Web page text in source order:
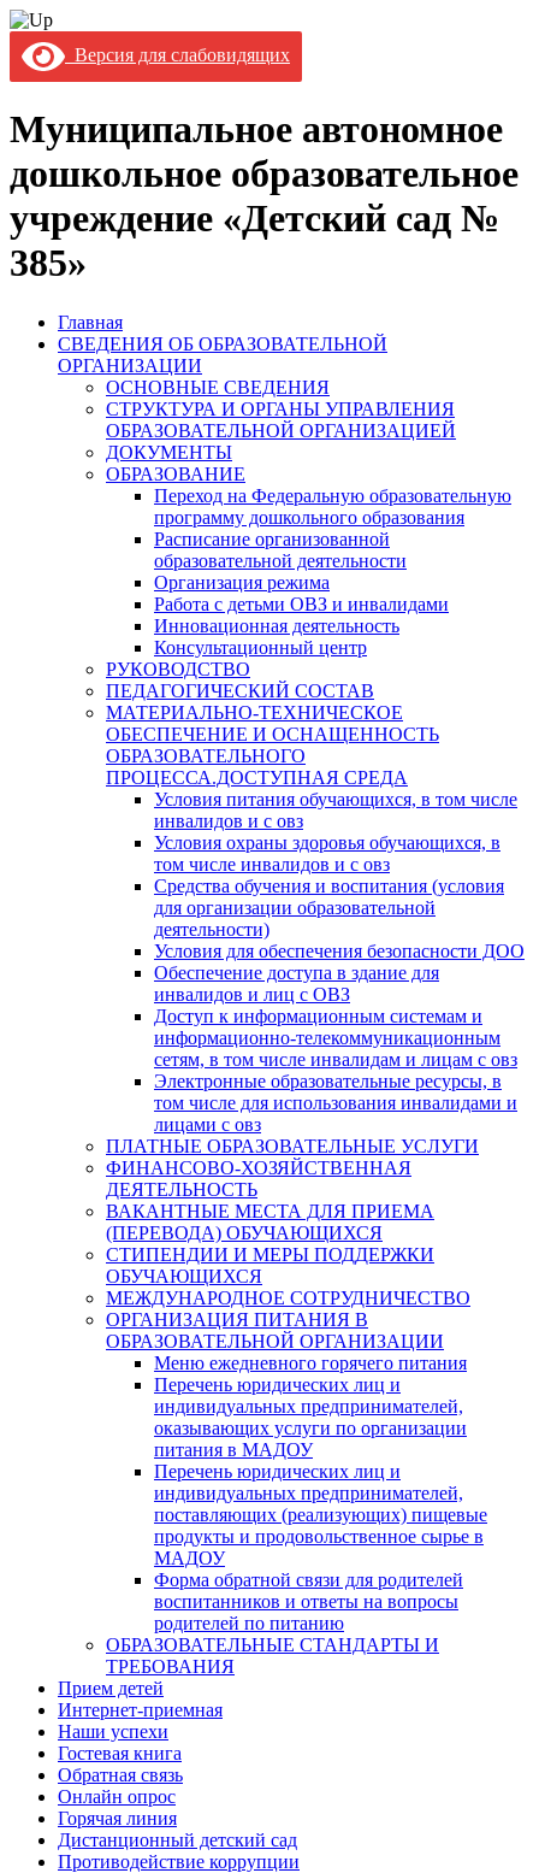
Версия для слабовидящих
Муниципальное автономное
дошкольное образовательное
учреждение «Детский сад №
385»
Главная
СВЕДЕНИЯ ОБ ОБРАЗОВАТЕЛЬНОЙ
ОРГАНИЗАЦИИ
ОСНОВНЫЕ СВЕДЕНИЯ
СТРУКТУРА И ОРГАНЫ УПРАВЛЕНИЯ
ОБРАЗОВАТЕЛЬНОЙ ОРГАНИЗАЦИЕЙ
ДОКУМЕНТЫ
ОБРАЗОВАНИЕ
Переход на Федеральную образовательную
программу дошкольного образования
Расписание организованной
образовательной деятельности
Организация режима
Работа с детьми ОВЗ и инвалидами
Инновационная деятельность
Консультационный центр
РУКОВОДСТВО
ПЕДАГОГИЧЕСКИЙ СОСТАВ
МАТЕРИАЛЬНО-ТЕХНИЧЕСКОЕ
ОБЕСПЕЧЕНИЕ И ОСНАЩЕННОСТЬ
ОБРАЗОВАТЕЛЬНОГО
ПРОЦЕССА.ДОСТУПНАЯ СРЕДА
Условия питания обучающихся, в том числе
инвалидов и с овз
Условия охраны здоровья обучающихся, в
том числе инвалидов и с овз
Средства обучения и воспитания (условия
для организации образовательной
деятельности)
Условия для обеспечения безопасности ДОО
Обеспечение доступа в здание для
инвалидов и лиц с ОВЗ
Доступ к информационным системам и
информационно-телекоммуникационным
сетям, в том числе инвалидам и лицам с овз
Электронные образовательные ресурсы, в
том числе для использования инвалидами и
лицами с овз
ПЛАТНЫЕ ОБРАЗОВАТЕЛЬНЫЕ УСЛУГИ
ФИНАНСОВО-ХОЗЯЙСТВЕННАЯ
ДЕЯТЕЛЬНОСТЬ
ВАКАНТНЫЕ МЕСТА ДЛЯ ПРИЕМА
(ПЕРЕВОДА) ОБУЧАЮЩИХСЯ
СТИПЕНДИИ И МЕРЫ ПОДДЕРЖКИ
ОБУЧАЮЩИХСЯ
МЕЖДУНАРОДНОЕ СОТРУДНИЧЕСТВО
ОРГАНИЗАЦИЯ ПИТАНИЯ В
ОБРАЗОВАТЕЛЬНОЙ ОРГАНИЗАЦИИ
Меню ежедневного горячего питания
Перечень юридических лиц и
индивидуальных предпринимателей,
оказывающих услуги по организации
питания в МАДОУ
Перечень юридических лиц и
индивидуальных предпринимателей,
поставляющих (реализующих) пищевые
продукты и продовольственное сырье в
МАДОУ
Форма обратной связи для родителей
воспитанников и ответы на вопросы
родителей по питанию
ОБРАЗОВАТЕЛЬНЫЕ СТАНДАРТЫ И
ТРЕБОВАНИЯ
Прием детей
Интернет-приемная
Наши успехи
Гостевая книга
Обратная связь
Онлайн опрос
Горячая линия
Дистанционный детский сад
Противодействие коррупции